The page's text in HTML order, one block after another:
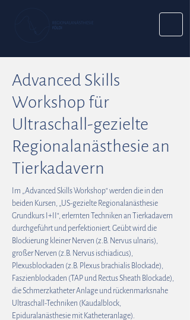
Advanced Skills
Workshop für
Ultraschall-gezielte
Regionalanästhesie an
Tierkadavern
Im „Advanced Skills Workshop“ werden die in den
beiden Kursen, „US-gezielte Regionalanästhesie
Grundkurs I+II“, erlernten Techniken an Tierkadavern
durchgeführt und perfektioniert. Geübt wird die
Blockierung kleiner Nerven (z.B. Nervus ulnaris),
großer Nerven (z.B. Nervus ischiadicus),
Plexusblockaden (z.B. Plexus brachialis Blockade),
Faszienblockaden (TAP und Rectus Sheath Blockade),
die Schmerzkatheter Anlage und rückenmarksnahe
Ultraschall-Techniken (Kaudalblock,
Epiduralanästhesie mit Katheteranlage).